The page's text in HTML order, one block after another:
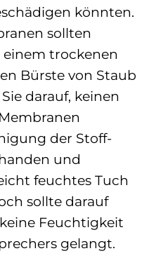
könnten.
sollten
trockenen
Bürste von Staub
darauf, keinen
der Stoff-
und
feuchtes Tuch
sollte darauf
Feuchtigkeit
gelangt.